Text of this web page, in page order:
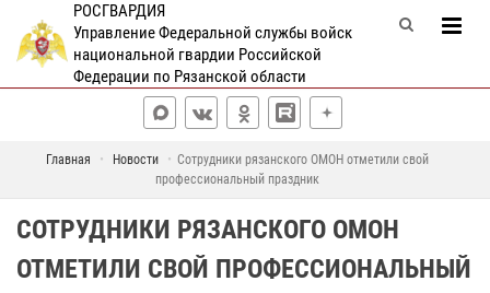
РОСГВАРДИЯ
Управление Федеральной службы войск
национальной гвардии Российской
Федерации по Рязанской области
Главная Новости
Сотрудники рязанского ОМОН отметили свой
профессиональный праздник
СОТРУДНИКИ РЯЗАНСКОГО ОМОН
ОТМЕТИЛИ СВОЙ ПРОФЕССИОНАЛЬНЫЙ